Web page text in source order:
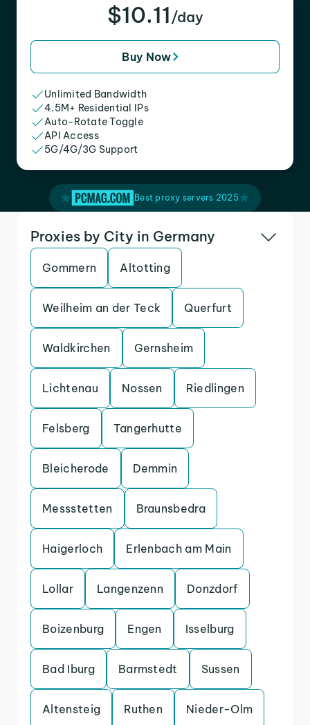
$10.11 /day
Buy Now
Unlimited Bandwidth
4.5M+ Residential IPs
Auto-Rotate Toggle
API Access
5G/4G/3G Support
Best proxy servers 2025
Proxies by City in Germany
Gommern Altotting
Weilheim an der Teck Querfurt
Waldkirchen Gernsheim
Lichtenau Nossen Riedlingen
Felsberg Tangerhutte
Bleicherode Demmin
Messstetten Braunsbedra
Haigerloch Erlenbach am Main
Lollar Langenzenn Donzdorf
Boizenburg Engen Isselburg
Bad Iburg Barmstedt Sussen
Altensteig Ruthen Nieder-Olm